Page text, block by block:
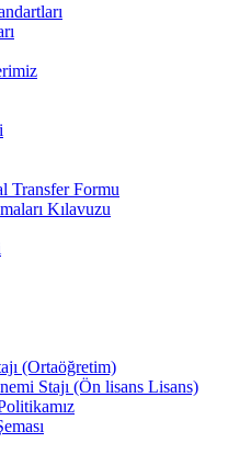
Transfer Formu
Kılavuzu
(Ortaöğretim)
Stajı (Ön lisans Lisans)